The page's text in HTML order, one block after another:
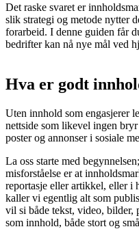
Det raske svaret er
slik strategi og metode nytter
forarbeid. I denne guiden får
bedrifter kan nå nye mål ved
Hva er godt
Uten innhold som engasjerer
nettside som likevel ingen
poster og annonser i sosiale
La oss starte med
misforståelse er at
reportasje eller artikkel, eller i
kaller vi egentlig alt som
vil si både tekst, video, bilder,
som innhold, både stort og